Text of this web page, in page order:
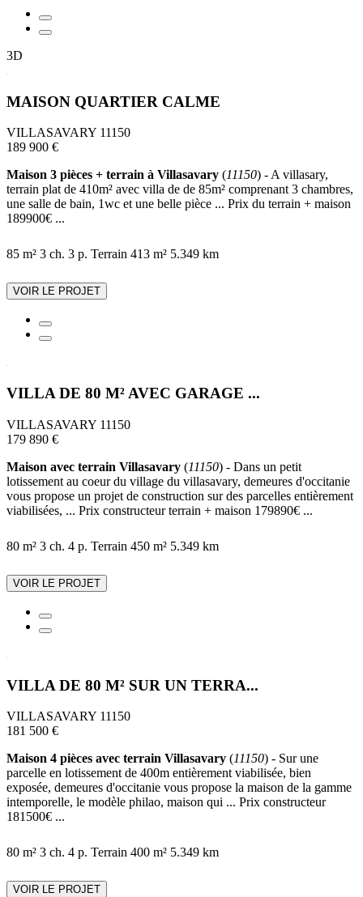
3D
MAISON QUARTIER CALME
VILLASAVARY 11150
189 900 €
Maison 3 pièces + terrain à Villasavary (11150) - A villasary,
terrain plat de 410m² avec villa de de 85m² comprenant 3 chambres,
une salle de bain, 1wc et une belle pièce ... Prix du terrain + maison
189900€ ...
85 m² 3 ch. 3 p. Terrain 413 m² 5.349 km
VOIR LE PROJET
VILLA DE 80 M² AVEC GARAGE ...
VILLASAVARY 11150
179 890 €
Maison avec terrain Villasavary (11150) - Dans un petit
lotissement au coeur du village du villasavary, demeures d'occitanie
vous propose un projet de construction sur des parcelles entièrement
viabilisées, ... Prix constructeur terrain + maison 179890€ ...
80 m² 3 ch. 4 p. Terrain 450 m² 5.349 km
VOIR LE PROJET
VILLA DE 80 M² SUR UN TERRA...
VILLASAVARY 11150
181 500 €
Maison 4 pièces avec terrain Villasavary (11150) - Sur une
parcelle en lotissement de 400m entièrement viabilisée, bien
exposée, demeures d'occitanie vous propose la maison de la gamme
intemporelle, le modèle philao, maison qui ... Prix constructeur
181500€ ...
80 m² 3 ch. 4 p. Terrain 400 m² 5.349 km
VOIR LE PROJET